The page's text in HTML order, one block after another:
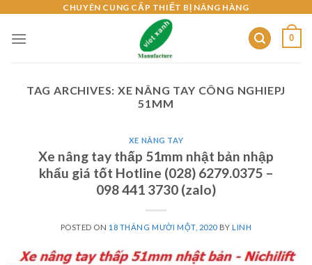
content
CHUYÊN CUNG CẤP THIẾT BỊ NÂNG HÀNG
0
TAG ARCHIVES: XE NÂNG TAY CÔNG NGHIEPJ
51MM
XE NÂNG TAY
Xe nâng tay thấp 51mm nhật bản nhập
khẩu giá tốt Hotline (028) 6279.0375 –
098 441 3730 (zalo)
POSTED ON 18 THÁNG MƯỜI MỘT, 2020 BYLINH